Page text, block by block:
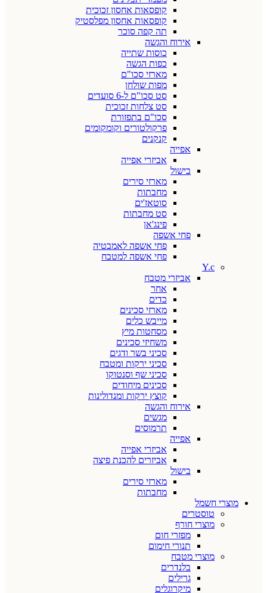
קופסאות אחסון זכוכית
קופסאות אחסון מפלסטיק
תה קפה סוכר
אירוח והגשה
כוסות שתייה
כפות הגשה
מארזי סכו"ם
מפות שולחן
סט סכו"ם ל-6 סועדים
סט צלחות זכוכית
סכו"ם בתפזורת
פרקולטורים וקומקומים
קנקנים
אפייה
אביזרי אפייה
בישול
מארזי סירים
מחבתות
סוטאז'ים
סט מחבתות
פינג'אן
פחי אשפה
פחי אשפה לאמבטיה
פחי אשפה למטבח
Y.c
אביזרי מטבח
אחר
כדים
מארזי סכינים
מייבש כלים
מסחטות מיץ
משחיזי סכינים
סכיני בשר ודגים
סכיני ירקות ומטבח
סכיני שף וסנטוקו
סכינים מיחודים
קוצץ ירקות ומנדולינות
אירוח והגשה
מגשים
תרמוסים
אפייה
אביזרי אפייה
אביזרים להכנת פיצה
בישול
מארזי סירים
מחבתות
מוצרי חשמל
טוסטרים
מוצרי חורף
מפזרי חום
תנורי חימום
מוצרי מטבח
בלנדרים
גרילים
מיקרוגלים